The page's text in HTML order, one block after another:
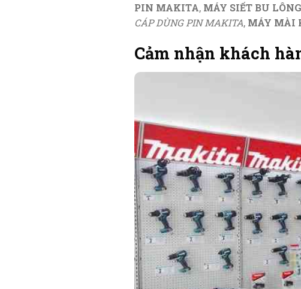
PIN MAKITA, MÁY SIẾT BU
CÁP DÙNG PIN MAKITA, MÁY MÀI
Cảm nhận khách